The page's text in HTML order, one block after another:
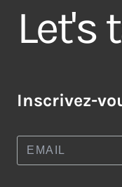
Let's
Inscrivez-